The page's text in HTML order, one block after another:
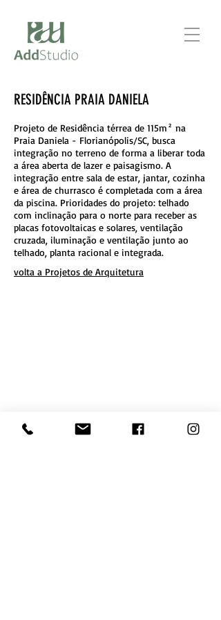
RESIDÊNCIA PRAIA DANIELA
Projeto de Residência térrea de 115m² na
Praia Daniela - Florianópolis/SC, busca
integração no terreno de forma a liberar toda
a área aberta de lazer e paisagismo. A
integração entre sala de estar, jantar, cozinha
e área de churrasco é completada com a área
da piscina. Prioridades do projeto: telhado
com inclinação para o norte para receber as
placas fotovoltaicas e solares, ventilação
cruzada, iluminação e ventilação junto ao
telhado, planta racional e integrada.
volta a Projetos de Arquitetura